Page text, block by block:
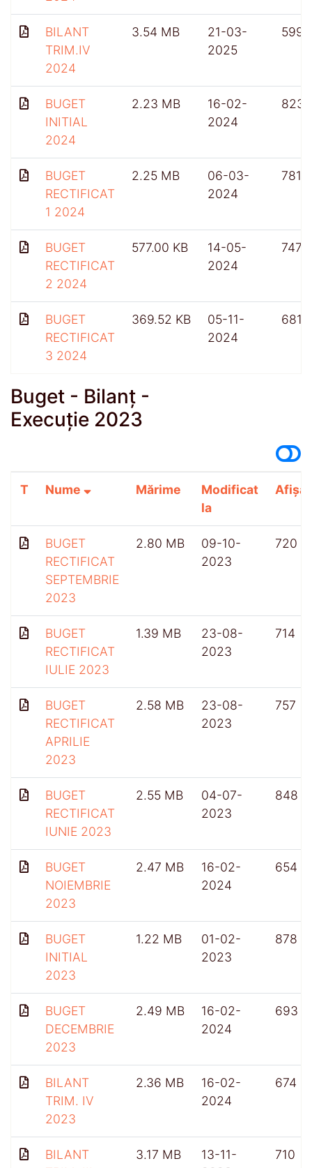
BILANT
TRIM.IV
2024
3.54 MB
21-03-
2025
599
BUGET
INITIAL
2024
2.23 MB
16-02-
2024
823
BUGET
RECTIFICAT
1 2024
2.25 MB
06-03-
2024
781
BUGET
RECTIFICAT
2 2024
577.00 KB
14-05-
2024
747
BUGET
RECTIFICAT
3 2024
369.52 KB
05-11-
2024
681
Buget - Bilanț -
Execuție 2023
T Nume Mărime
Modificat
la
BUGET
RECTIFICAT
SEPTEMBRIE
2023
2.80 MB
09-10-
2023
720
BUGET
RECTIFICAT
IULIE 2023
1.39 MB
23-08-
2023
714
BUGET
RECTIFICAT
APRILIE
2023
2.58 MB
23-08-
2023
757
BUGET
RECTIFICAT
IUNIE 2023
2.55 MB
04-07-
2023
848
BUGET
NOIEMBRIE
2023
2.47 MB
16-02-
2024
654
BUGET
INITIAL
2023
1.22 MB
01-02-
2023
878
BUGET
DECEMBRIE
2023
2.49 MB
16-02-
2024
693
BILANT
TRIM. IV
2023
2.36 MB
16-02-
2024
674
BILANT
3.17 MB
13-11-
710